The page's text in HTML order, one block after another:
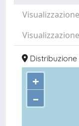
+
–